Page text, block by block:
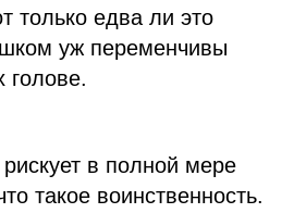
только едва ли это
уж переменчивы
голове.
в полной мере
такое воинственность.